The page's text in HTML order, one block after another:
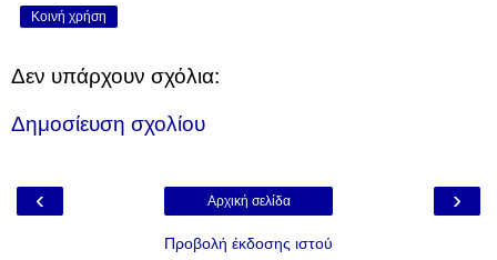
Κοινή χρήση
Δεν υπάρχουν σχόλια:
Δημοσίευση σχολίου
‹ ›
Αρχική σελίδα
Προβολή έκδοσης ιστού